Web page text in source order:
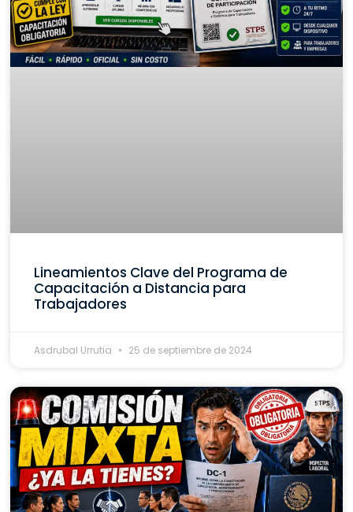
Lineamientos Clave del Programa de
Capacitación a Distancia para
Trabajadores
Asdrubal Urrutia 25 de septiembre de 2024